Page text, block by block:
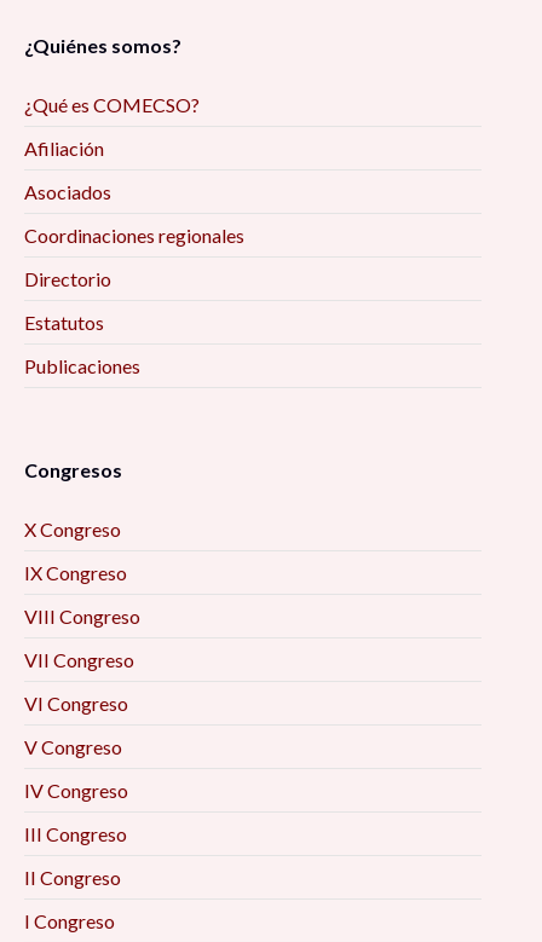
¿Quiénes somos?
¿Qué es COMECSO?
Afiliación
Asociados
Coordinaciones regionales
Directorio
Estatutos
Publicaciones
Congresos
X Congreso
IX Congreso
VIII Congreso
VII Congreso
VI Congreso
V Congreso
IV Congreso
III Congreso
II Congreso
I Congreso